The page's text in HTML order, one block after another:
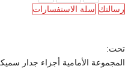
رسالتك سلة الاستفسارات
تحت:
المجموعة الأمامية أجزاء جدار